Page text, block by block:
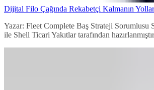
Dijital Filo Çağında Rekabetçi Kalmanın
Yazar: Fleet Complete Baş Strateji Sorumlusu
ile Shell Ticari Yakıtlar tarafından